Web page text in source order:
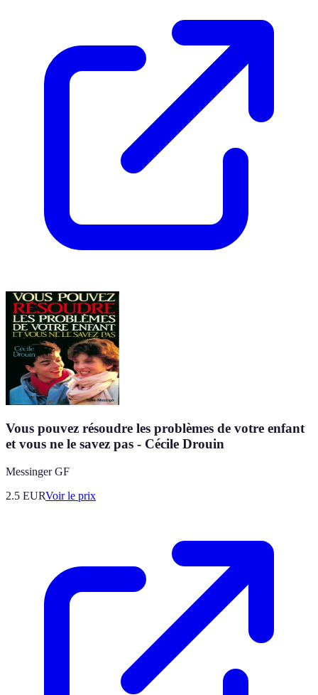
Vous pouvez résoudre les problèmes de votre enfant
et vous ne le savez pas - Cécile Drouin
Messinger GF
2.5 EURVoir le prix